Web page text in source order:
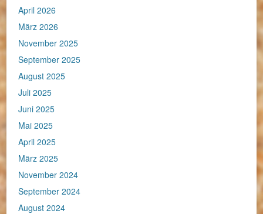
April 2026
März 2026
November 2025
September 2025
August 2025
Juli 2025
Juni 2025
Mai 2025
April 2025
März 2025
November 2024
September 2024
August 2024